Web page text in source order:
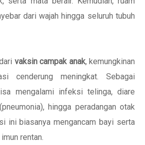
dari wajah hingga seluruh tubuh
vaksin campak anak, kemungkinan
cenderung meningkat. Sebagai
mengalami infeksi telinga, diare
hingga peradangan otak
ini biasanya mengancam bayi serta
rentan.